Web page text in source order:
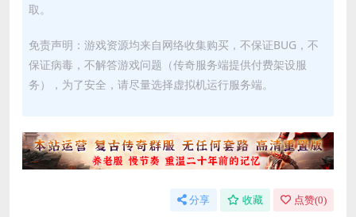
取。
免责声明：游戏资源均来自网络收集购买，不保证BUG，不
保证病毒，不解答游戏问题（传奇服务端提供付费架设服
务），为了安全，请尽量选择虚拟机运行服务端。
分享 收藏 点赞(0)